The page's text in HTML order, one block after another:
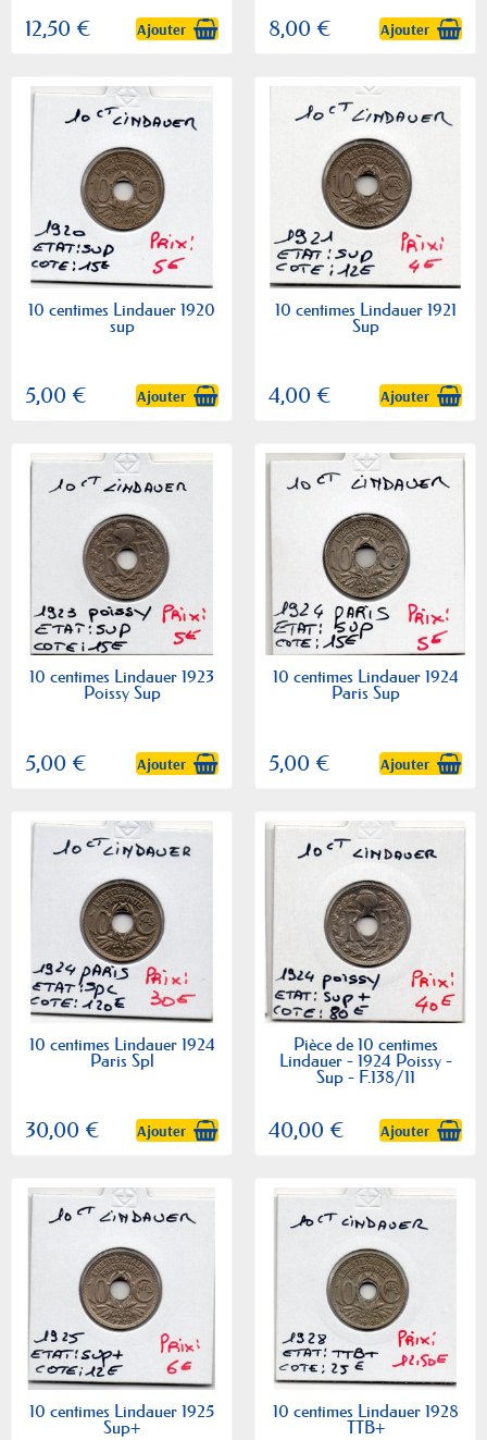
12,50 € Ajouter 8,00 € Ajouter
10 centimes Lindauer 1920
sup
5,00 € Ajouter
10 centimes Lindauer 1921
Sup
4,00 € Ajouter
10 centimes Lindauer 1923
Poissy Sup
5,00 € Ajouter
10 centimes Lindauer 1924
Paris Sup
5,00 € Ajouter
10 centimes Lindauer 1924
Paris Spl
30,00 € Ajouter
Pièce de 10 centimes
Lindauer - 1924 Poissy -
Sup - F.138/11
40,00 € Ajouter
10 centimes Lindauer 1925
Sup+
10 centimes Lindauer 1928
TTB+